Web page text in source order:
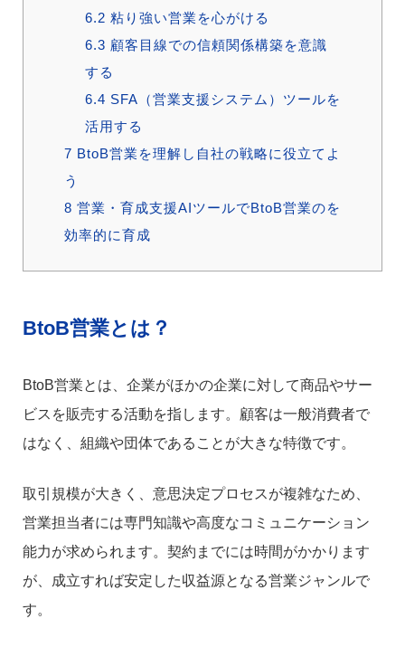
6.2 粘り強い営業を心がける
6.3 顧客目線での信頼関係構築を意識
する
6.4 SFA（営業支援システム）ツールを
活用する
7 BtoB営業を理解し自社の戦略に役立てよ
う
8 営業・育成支援AIツールでBtoB営業のを
効率的に育成
BtoB営業とは？
BtoB営業とは、企業がほかの企業に対して商品やサー
ビスを販売する活動を指します。顧客は一般消費者で
はなく、組織や団体であることが大きな特徴です。
取引規模が大きく、意思決定プロセスが複雑なため、
営業担当者には専門知識や高度なコミュニケーション
能力が求められます。契約までには時間がかかります
が、成立すれば安定した収益源となる営業ジャンルで
す。